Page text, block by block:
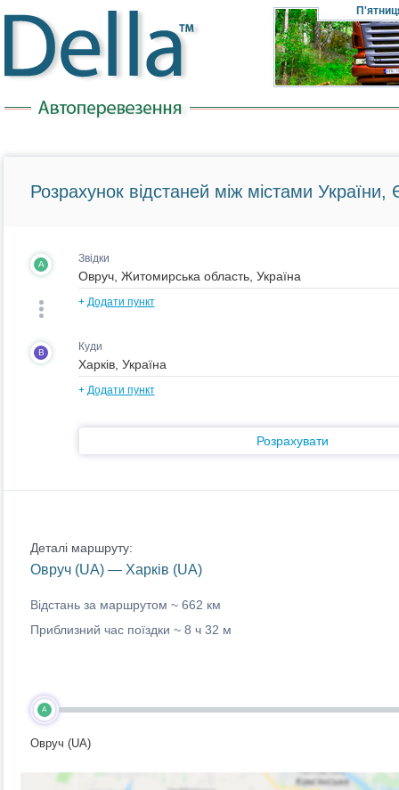
Розрахунок відстаней між містами України,
A Звідки
+ Додати пункт
B Куди
+ Додати пункт
Розрахувати
Деталі маршруту:
Овруч (UA) — Харків (UA)
Відстань за маршрутом ~ 662 км
Приблизний час поїздки ~ 8 ч 32 м
A
Овруч (UA)